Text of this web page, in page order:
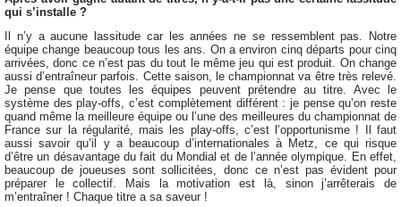
qui s’installe ?
Il n’y a aucune lassitude car les années ne se ressemblent pas. Notre
équipe change beaucoup tous les ans. On a environ cinq départs pour cinq
arrivées, donc ce n’est pas du tout le même jeu qui est produit. On change
aussi d’entraîneur parfois. Cette saison, le championnat va être très relevé.
Je pense que toutes les équipes peuvent prétendre au titre. Avec le
système des play-offs, c’est complètement différent : je pense qu’on reste
quand même la meilleure équipe ou l’une des meilleures du championnat de
France sur la régularité, mais les play-offs, c’est l’opportunisme ! Il faut
aussi savoir qu’il y a beaucoup d’internationales à Metz, ce qui risque
d’être un désavantage du fait du Mondial et de l’année olympique. En effet,
beaucoup de joueuses sont sollicitées, donc ce n’est pas évident pour
préparer le collectif. Mais la motivation est là, sinon j’arrêterais de
m’entraîner ! Chaque titre a sa saveur !